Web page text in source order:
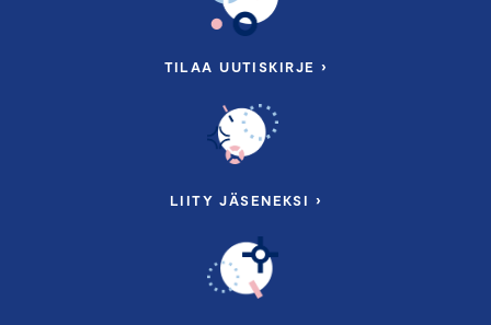
TILAA UUTISKIRJE ›
LIITY JÄSENEKSI ›